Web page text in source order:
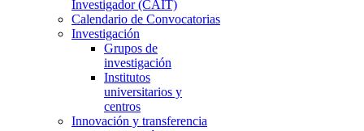
Investigador (CAIT)
Calendario de Convocatorias
Investigación
Grupos de
investigación
Institutos
universitarios y
centros
Innovación y transferencia